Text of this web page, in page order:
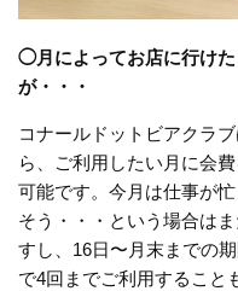
◯月によってお店に行け
が・・・
コナールドットビアクラ
ら、ご利用したい月に会
可能です。今月は仕事が
そう・・・という場合は
すし、16日〜月末までの
で4回までご利用すること